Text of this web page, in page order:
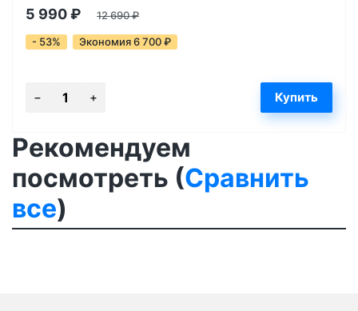
5 990₽ 12 690₽
- 53% Экономия 6 700₽
Рекомендуем
посмотреть (Сравнить
все)